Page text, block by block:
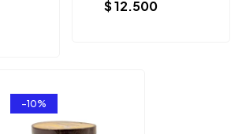
$12.500
-10%